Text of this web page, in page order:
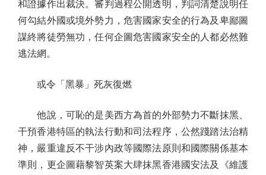
和證據作出裁決。審判過程公開透明，判詞清楚說明任
何勾結外國或境外勢力，危害國家安全的行為及卑鄙圖
謀終將徒勞無功，任何企圖危害國家安全的人都必然難
逃法網。
或令「黑暴」死灰復燃
他說，可恥的是美西方為首的外部勢力不斷抹黑、
干預香港特區的執法行動和司法程序，公然踐踏法治精
神，嚴重違反不干涉內政等國際法原則和國際關係基本
準則，更企圖藉黎智英案大肆抹黑香港國安法及《維護